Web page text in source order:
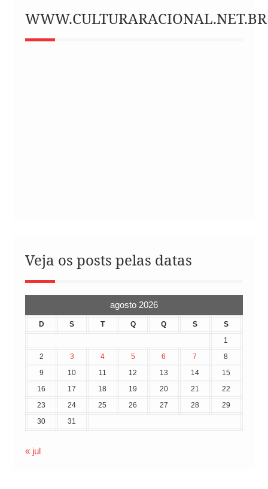
WWW.CULTURARACIONAL.NET.BR
Veja os posts pelas datas
agosto 2026
D S T Q Q S
S
1
2
3 4 5 6 7
8
9
10 11 12 13 14
15
16
17 18 19 20 21
22
23
24 25 26 27 28
29
30
31
« jul